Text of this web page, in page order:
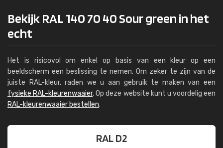
Bekijk RAL 140 70 40 Sour green in het
echt
Het is risicovol om enkel op basis van een kleur op een
beeldscherm een beslissing te nemen. Om zeker te zijn van de
juiste RAL-kleur, raden we u aan gebruik te maken van een
fysieke RAL-kleurenwaaier. Op deze website kunt u voordelig een
RAL-kleurenwaaier bestellen.
RAL D2